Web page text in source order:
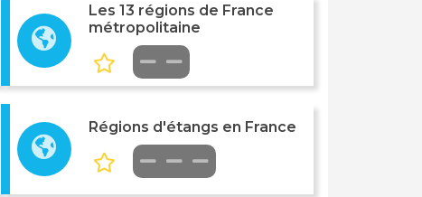
Les 13 régions de France
métropolitaine
Régions d'étangs en France